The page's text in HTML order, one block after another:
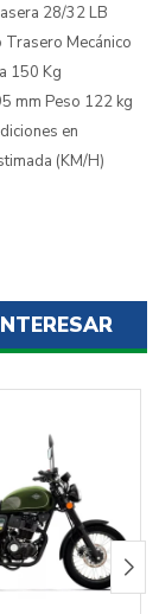
28/32 LB
Mecánico
150 Kg
mm Peso 122 kg
en
(KM/H)